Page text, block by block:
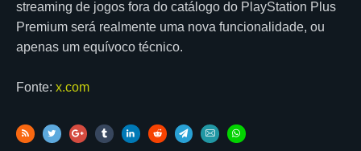
streaming de jogos fora do catálogo do PlayStation Plus
Premium será realmente uma nova funcionalidade, ou
apenas um equívoco técnico.
Fonte: x.com